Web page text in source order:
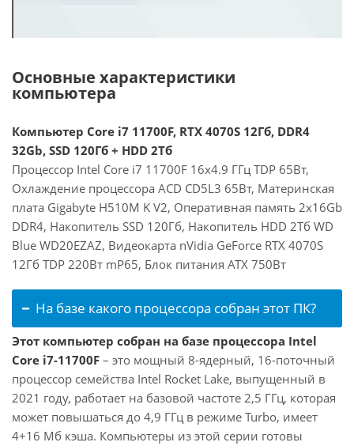
Основные характеристики
компьютера
Компьютер Core i7 11700F, RTX 4070S 12Гб, DDR4
32Gb, SSD 120Гб + HDD 2Тб
Процессор Intel Core i7 11700F 16x4.9 ГГц TDP 65Вт,
Охлаждение процессора ACD CD5L3 65Вт, Материнская
плата Gigabyte H510M K V2, Оперативная память 2x16Gb
DDR4, Накопитель SSD 120Гб, Накопитель HDD 2Тб WD
Blue WD20EZAZ, Видеокарта nVidia GeForce RTX 4070S
12Гб TDP 220Вт mP65, Блок питания ATX 750Вт
На базе какого процессора собран этот ПК?
Этот компьютер собран на базе процессора Intel
Core i7-11700F – это мощный 8-ядерный, 16-поточный
процессор семейства Intel Rocket Lake, выпущенный в
2021 году, работает на базовой частоте 2,5 ГГц, которая
может повышаться до 4,9 ГГц в режиме Turbo, имеет
4+16 Мб кэша. Компьютеры из этой серии готовы